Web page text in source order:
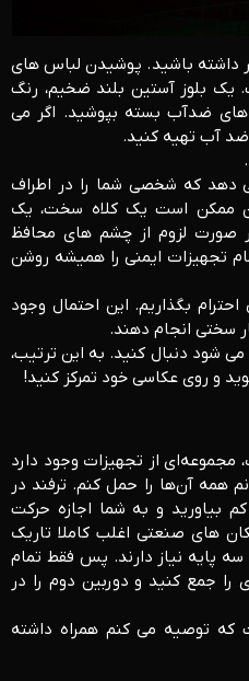
داشته باشید. پوشیدن لباس های
یک بلوز آستین بلند ضخیم، رنگ
ضدآب بسته بپوشید. اگر می
ضد آب تهیه کنید.
دهد که شخصی شما را در اطراف
ممکن است یک کلاه سخت، یک
صورت لزوم از چشم های محافظ
تجهیزات ایمنی را همیشه روشن
بگذاریم. این احتمال وجود
سختی انجام دهند.
شود دنبال کنید. به این ترتیب،
و روی عکاسی خود تمرکز کنید!
مجموعه‌ای از تجهیزات وجود دارد
همه آن‌ها را حمل کنم. ترفند در
بیاورید و به شما اجازه حرکت
های صنعتی اغلب کاملا تاریک
پایه نیاز دارند. پس فقط تمام
جمع کنید و دوربین دوم را در
که توصیه می کنم همراه داشته